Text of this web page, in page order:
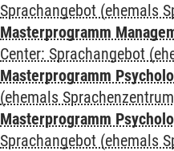
Sprachangebot (ehemals
Masterprogramm
Center: Sprachangebot
Masterprogramm
(ehemals
Masterprogramm
Sprachangebot (ehemals